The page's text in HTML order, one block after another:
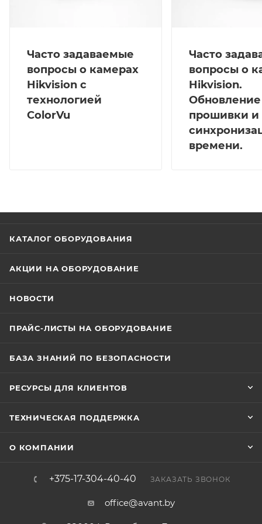
Часто задаваемые
вопросы о камерах
Hikvision с
технологией
ColorVu
Часто
вопросы о
Hikvision.
Обновление
прошивки и
времени.
КАТАЛОГ ОБОРУДОВАНИЯ
АКЦИИ НА ОБОРУДОВАНИЕ
НОВОСТИ
ПРАЙС-ЛИСТЫ НА ОБОРУДОВАНИЕ
БАЗА ЗНАНИЙ ПО БЕЗОПАСНОСТИ
РЕСУРСЫ ДЛЯ КЛИЕНТОВ
ТЕХНИЧЕСКАЯ ПОДДЕРЖКА
О КОМПАНИИ
+375-17-304-40-40 ЗАКАЗАТЬ ЗВОНОК
office@avant.by